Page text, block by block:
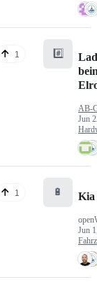
1 #️⃣
AB-
Jun
1 🔋 Kia
Jun